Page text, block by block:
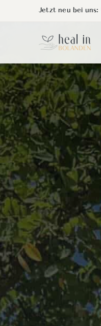
Jetzt neu bei uns: